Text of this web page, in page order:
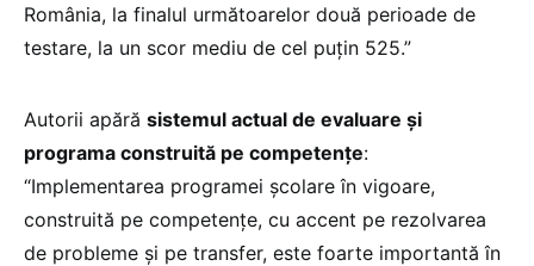
România, la finalul următoarelor două perioade de
testare, la un scor mediu de cel puțin 525.”
Autorii apără sistemul actual de evaluare și
programa construită pe competențe:
“Implementarea programei școlare în vigoare,
construită pe competențe, cu accent pe rezolvarea
de probleme și pe transfer, este foarte importantă în